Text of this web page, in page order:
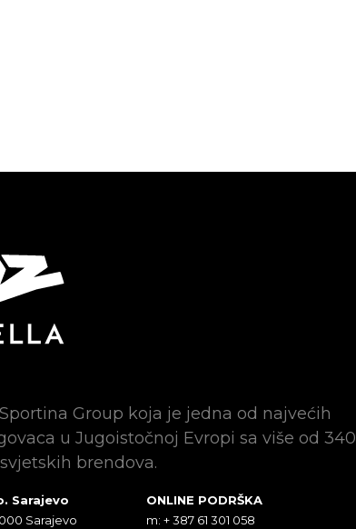
Group koja je jedna od najvećih
u Jugoistočnoj Evropi sa više od 340
brendova.
Sarajevo
Sarajevo
ONLINE PODRŠKA
m: + 387 61 301 058